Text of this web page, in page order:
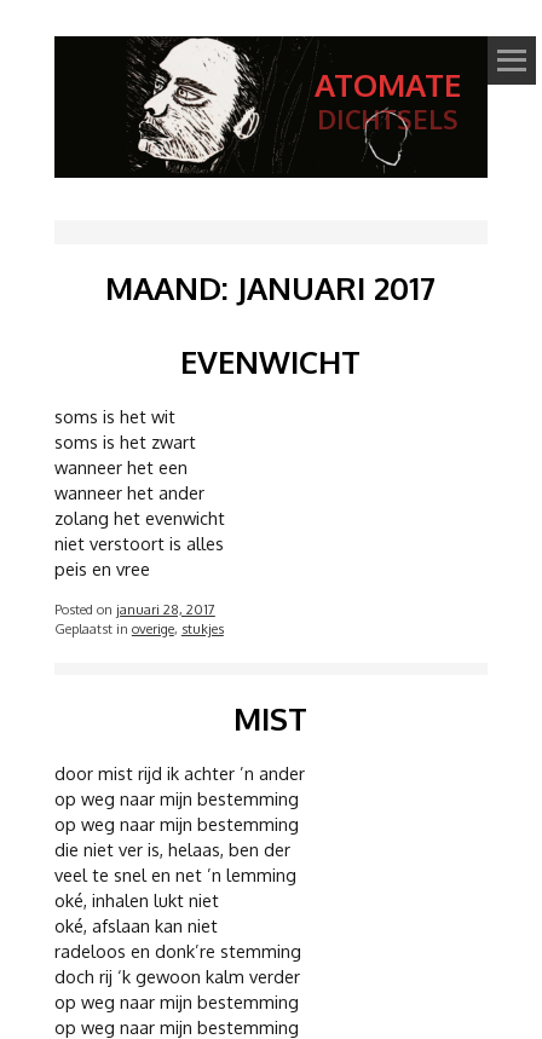
ATOMATE
DICHTSELS
MAAND: JANUARI 2017
EVENWICHT
soms is het wit
soms is het zwart
wanneer het een
wanneer het ander
zolang het evenwicht
niet verstoort is alles
peis en vree
Posted on januari 28, 2017
Geplaatst in overige, stukjes
MIST
door mist rijd ik achter ’n ander
op weg naar mijn bestemming
op weg naar mijn bestemming
die niet ver is, helaas, ben der
veel te snel en net ’n lemming
oké, inhalen lukt niet
oké, afslaan kan niet
radeloos en donk’re stemming
doch rij ‘k gewoon kalm verder
op weg naar mijn bestemming
op weg naar mijn bestemming